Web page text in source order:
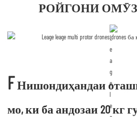
РОЙГОНИ
FНишондиҳандаи
мо, ки ба андозаи 20 кг